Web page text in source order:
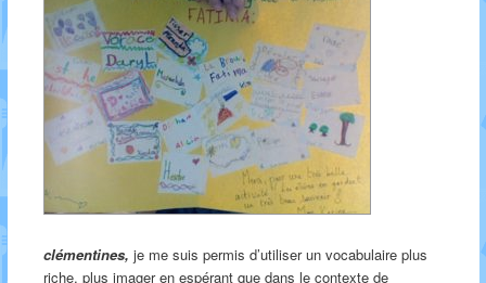
clémentines, je me suis permis d’utiliser un vocabulaire plus
riche, plus imager en espérant que dans le contexte de